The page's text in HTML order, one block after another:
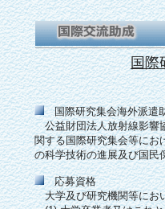
国際
国際研究集会海外派遣
公益財団法人放射線影響
関する国際研究集会等にお
の科学技術の進展及び国民
応募資格
大学及び研究機関等にお